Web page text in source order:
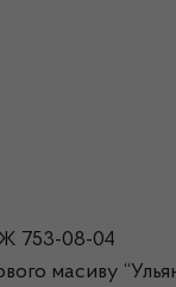
753-08-04
масиву